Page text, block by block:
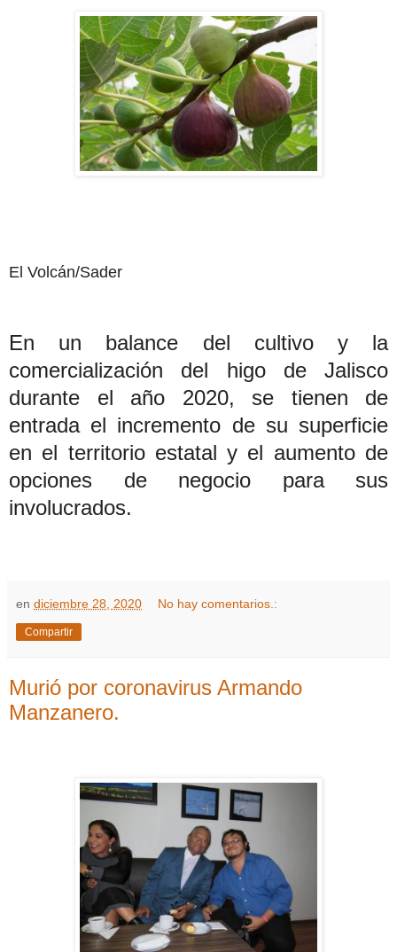
El Volcán/Sader
En un balance del cultivo y la
comercialización del higo de Jalisco
durante el año 2020, se tienen de
entrada el incremento de su superficie
en el territorio estatal y el aumento de
opciones de negocio para sus
involucrados.
en diciembre 28, 2020 No hay comentarios.:
Compartir
Murió por coronavirus Armando
Manzanero.